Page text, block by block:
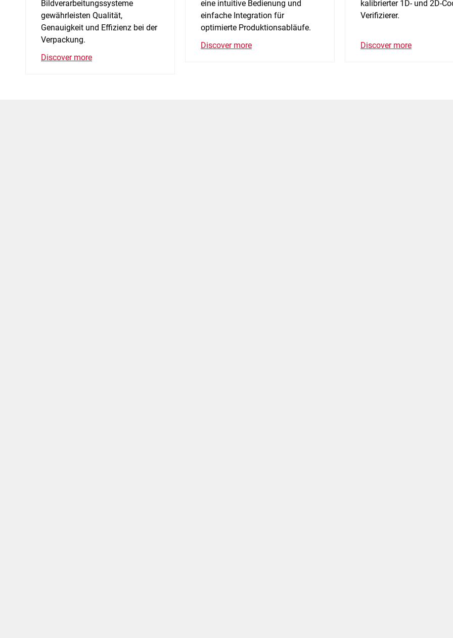
Bildverarbeitungssysteme
gewährleisten Qualität,
Genauigkeit und Effizienz bei der
Verpackung.
Discover more
eine intuitive Bedienung und
einfache Integration für
optimierte Produktionsabläufe.
Discover more
kalibrierter 1D- und 2D-
Verifizierer.
Discover more